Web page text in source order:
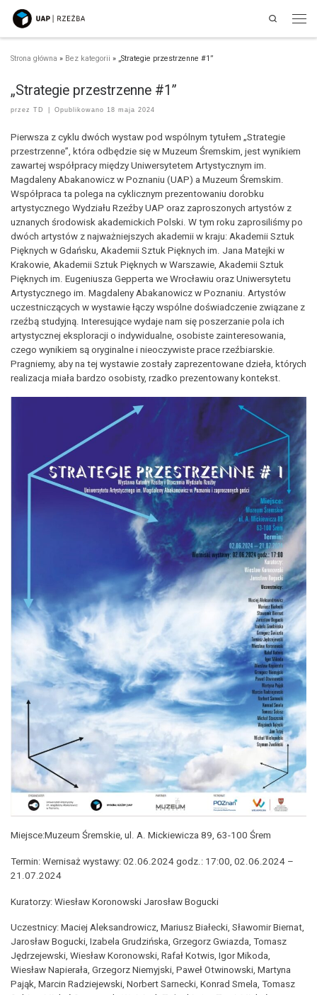
Przejdź do treści
Search
Strona główna » Bez kategorii » „Strategie przestrzenne #1”
„Strategie przestrzenne #1”
przez TD Opublikowano 18 maja 2024
Pierwsza z cyklu dwóch wystaw pod wspólnym tytułem „Strategie
przestrzenne”, która odbędzie się w Muzeum Śremskim, jest wynikiem
zawartej współpracy między Uniwersytetem Artystycznym im.
Magdaleny Abakanowicz w Poznaniu (UAP) a Muzeum Śremskim.
Współpraca ta polega na cyklicznym prezentowaniu dorobku
artystycznego Wydziału Rzeźby UAP oraz zaproszonych artystów z
uznanych środowisk akademickich Polski. W tym roku zaprosiliśmy po
dwóch artystów z najważniejszych akademii w kraju: Akademii Sztuk
Pięknych w Gdańsku, Akademii Sztuk Pięknych im. Jana Matejki w
Krakowie, Akademii Sztuk Pięknych w Warszawie, Akademii Sztuk
Pięknych im. Eugeniusza Gepperta we Wrocławiu oraz Uniwersytetu
Artystycznego im. Magdaleny Abakanowicz w Poznaniu. Artystów
uczestniczących w wystawie łączy wspólne doświadczenie związane z
rzeźbą studyjną. Interesujące wydaje nam się poszerzanie pola ich
artystycznej eksploracji o indywidualne, osobiste zainteresowania,
czego wynikiem są oryginalne i nieoczywiste prace rzeźbiarskie.
Pragniemy, aby na tej wystawie zostały zaprezentowane dzieła, których
realizacja miała bardzo osobisty, rzadko prezentowany kontekst.
Miejsce:Muzeum Śremskie, ul. A. Mickiewicza 89, 63-100 Śrem
Termin: Wernisaż wystawy: 02.06.2024 godz.: 17:00, 02.06.2024 –
21.07.2024
Kuratorzy: Wiesław Koronowski Jarosław Bogucki
Uczestnicy: Maciej Aleksandrowicz, Mariusz Białecki, Sławomir Biernat,
Jarosław Bogucki, Izabela Grudzińska, Grzegorz Gwiazda, Tomasz
Jędrzejewski, Wiesław Koronowski, Rafał Kotwis, Igor Mikoda,
Wiesław Napierała, Grzegorz Niemyjski, Paweł Otwinowski, Martyna
Pająk, Marcin Radziejewski, Norbert Sarnecki, Konrad Smela, Tomasz